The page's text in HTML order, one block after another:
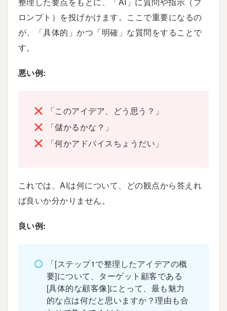
ロンプト）を投げかけます。ここで重要になるの
が、「具体的」かつ「明確」な質問をすることで
す。
悪い例:
「このアイデア、どう思う？」
「儲かるかな？」
「何かアドバイスちょうだい」
これでは、AIは何について、どの観点から答えれ
ば良いか分かりません。
良い例:
「[ステップ1で整理したアイデアの概
要]について、ターゲット顧客である
[具体的な顧客像]にとって、最も魅力
的な点は何だと思いますか？理由も合